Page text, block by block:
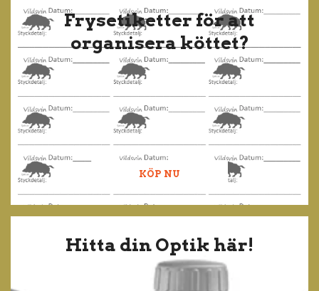
Frysetiketter för att
organisera köttet?
KÖP NU
Hitta din Optik här!